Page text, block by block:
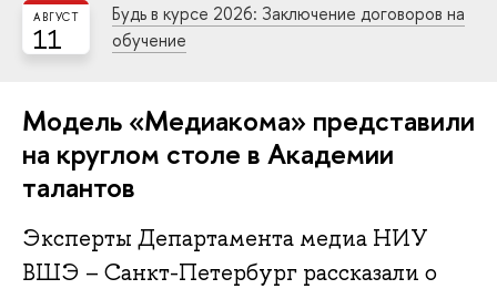
11
АВГУСТ
Будь в курсе 2026: Заключение договоров на
обучение
Модель «Медиакома» представили
на круглом столе в Академии
талантов
Эксперты Департамента медиа НИУ
ВШЭ – Санкт-Петербург рассказали о